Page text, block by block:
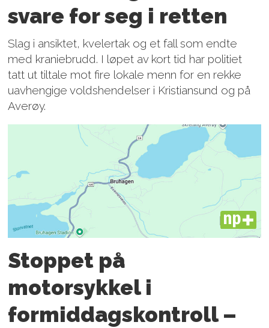
svare for seg i retten
Slag i ansiktet, kvelertak og et fall som endte
med kraniebrudd. I løpet av kort tid har politiet
tatt ut tiltale mot fire lokale menn for en rekke
uavhengige voldshendelser i Kristiansund og på
Averøy.
PLUS
Stoppet på
motorsykkel i
formiddagskontroll –